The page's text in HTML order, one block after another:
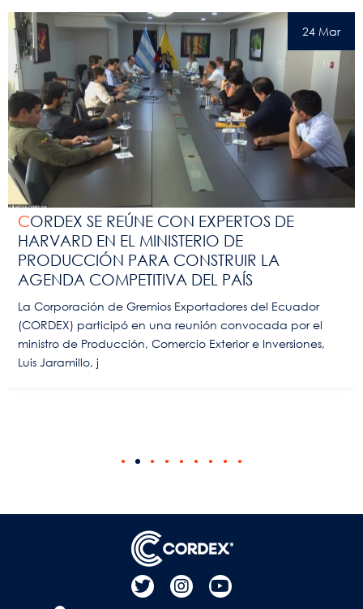
24 Mar
CORDEX SE REÚNE CON EXPERTOS DE
HARVARD EN EL MINISTERIO DE
PRODUCCIÓN PARA CONSTRUIR LA
AGENDA COMPETITIVA DEL PAÍS
La Corporación de Gremios Exportadores del Ecuador
(CORDEX) participó en una reunión convocada por el
ministro de Producción, Comercio Exterior e Inversiones,
Luis Jaramillo, j